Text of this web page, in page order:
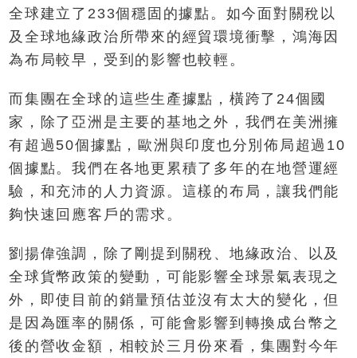
全球建立了233個穩固的據點。如今面對關稅以
及全球地緣政治所帶來的經貿環境衝擊，鴻海因
為布局較早，受到的影響也較輕。
而集團在全球的這些生產據點，橫跨了24個國
家，除了亞洲是主要的基地之外，我們在美洲擁
有超過50個據點，歐洲與印度也分別佈局超過10
個據點。我們在各地更累積了多年的在地營運經
驗，和充沛的人力資源。這樣的布局，讓我們能
夠快速回應客戶的需求。
劉揚偉強調，除了剛提到關稅、地緣政治、以及
全球貨幣政策的變動，可能影響全球景氣表現之
外，即使目前的銷量預估並沒有太大的變化，但
是因為匯率的關係，可能會影響到轉換成台幣之
後的營收金額，相較於三月份來看，集團對今年